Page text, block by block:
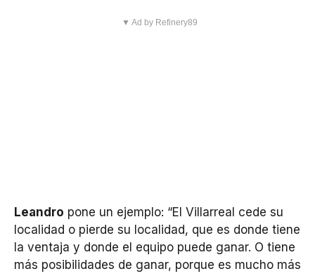
▼ Ad by Refinery89
Leandro pone un ejemplo: “El Villarreal cede su
localidad o pierde su localidad, que es donde tiene
la ventaja y donde el equipo puede ganar. O tiene
más posibilidades de ganar, porque es mucho más